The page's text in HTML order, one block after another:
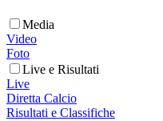
Media
Video
Foto
Live e Risultati
Live
Diretta Calcio
Risultati e Classifiche